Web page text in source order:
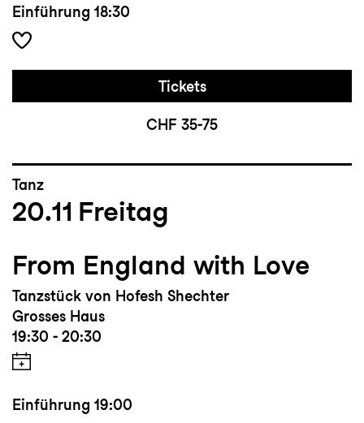
Einführung 18:30
Tickets
CHF 35-75
Tanz
20.11 Freitag
From England with Love
Tanzstück von Hofesh Shechter
Grosses Haus
19:30 - 20:30
Einführung 19:00